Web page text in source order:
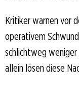
Kritiker warnen vor
operativem
schlichtweg
allein lösen diese